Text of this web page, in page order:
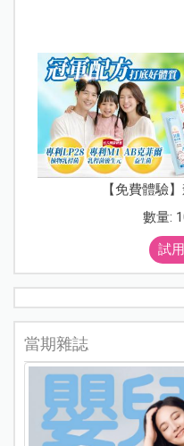
【免費體驗
數量:
試
當期雜誌